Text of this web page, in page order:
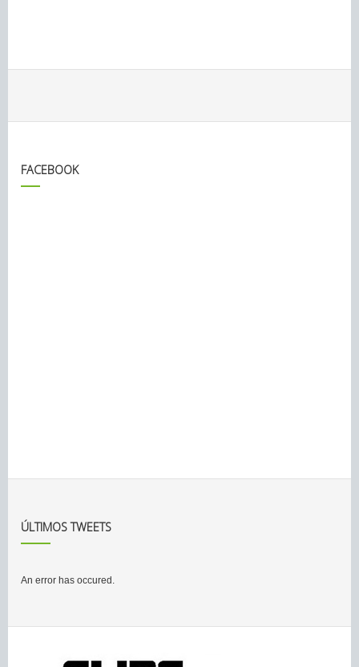
FACEBOOK
ÚLTIMOS TWEETS
An error has occured.